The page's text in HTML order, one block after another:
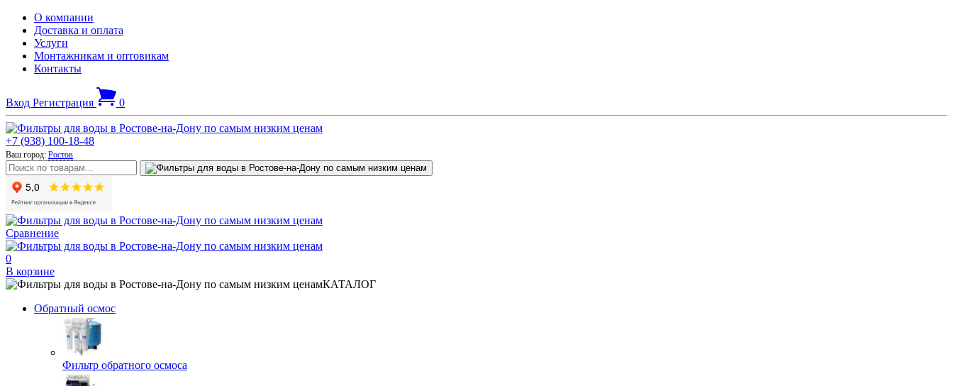
О компании
Доставка и оплата
Услуги
Монтажникам и оптовикам
Контакты
Вход Регистрация 0
+7 (938) 100-18-48
Ваш город: Ростов
Сравнение
0
В корзине
КАТАЛОГ
Обратный осмос
Фильтр обратного осмоса